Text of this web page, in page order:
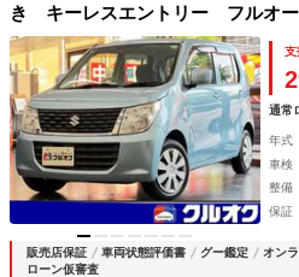
き キーレスエントリー フルオ
子 フルセグＴＶ ナビ Ｂｌｕｅ
ＶＤ シートヒーター ヘッドライ
支
通常
年式
車検
整備
保証
販売店保証 車両状態評価書 グー鑑定 オン
ローン仮審査